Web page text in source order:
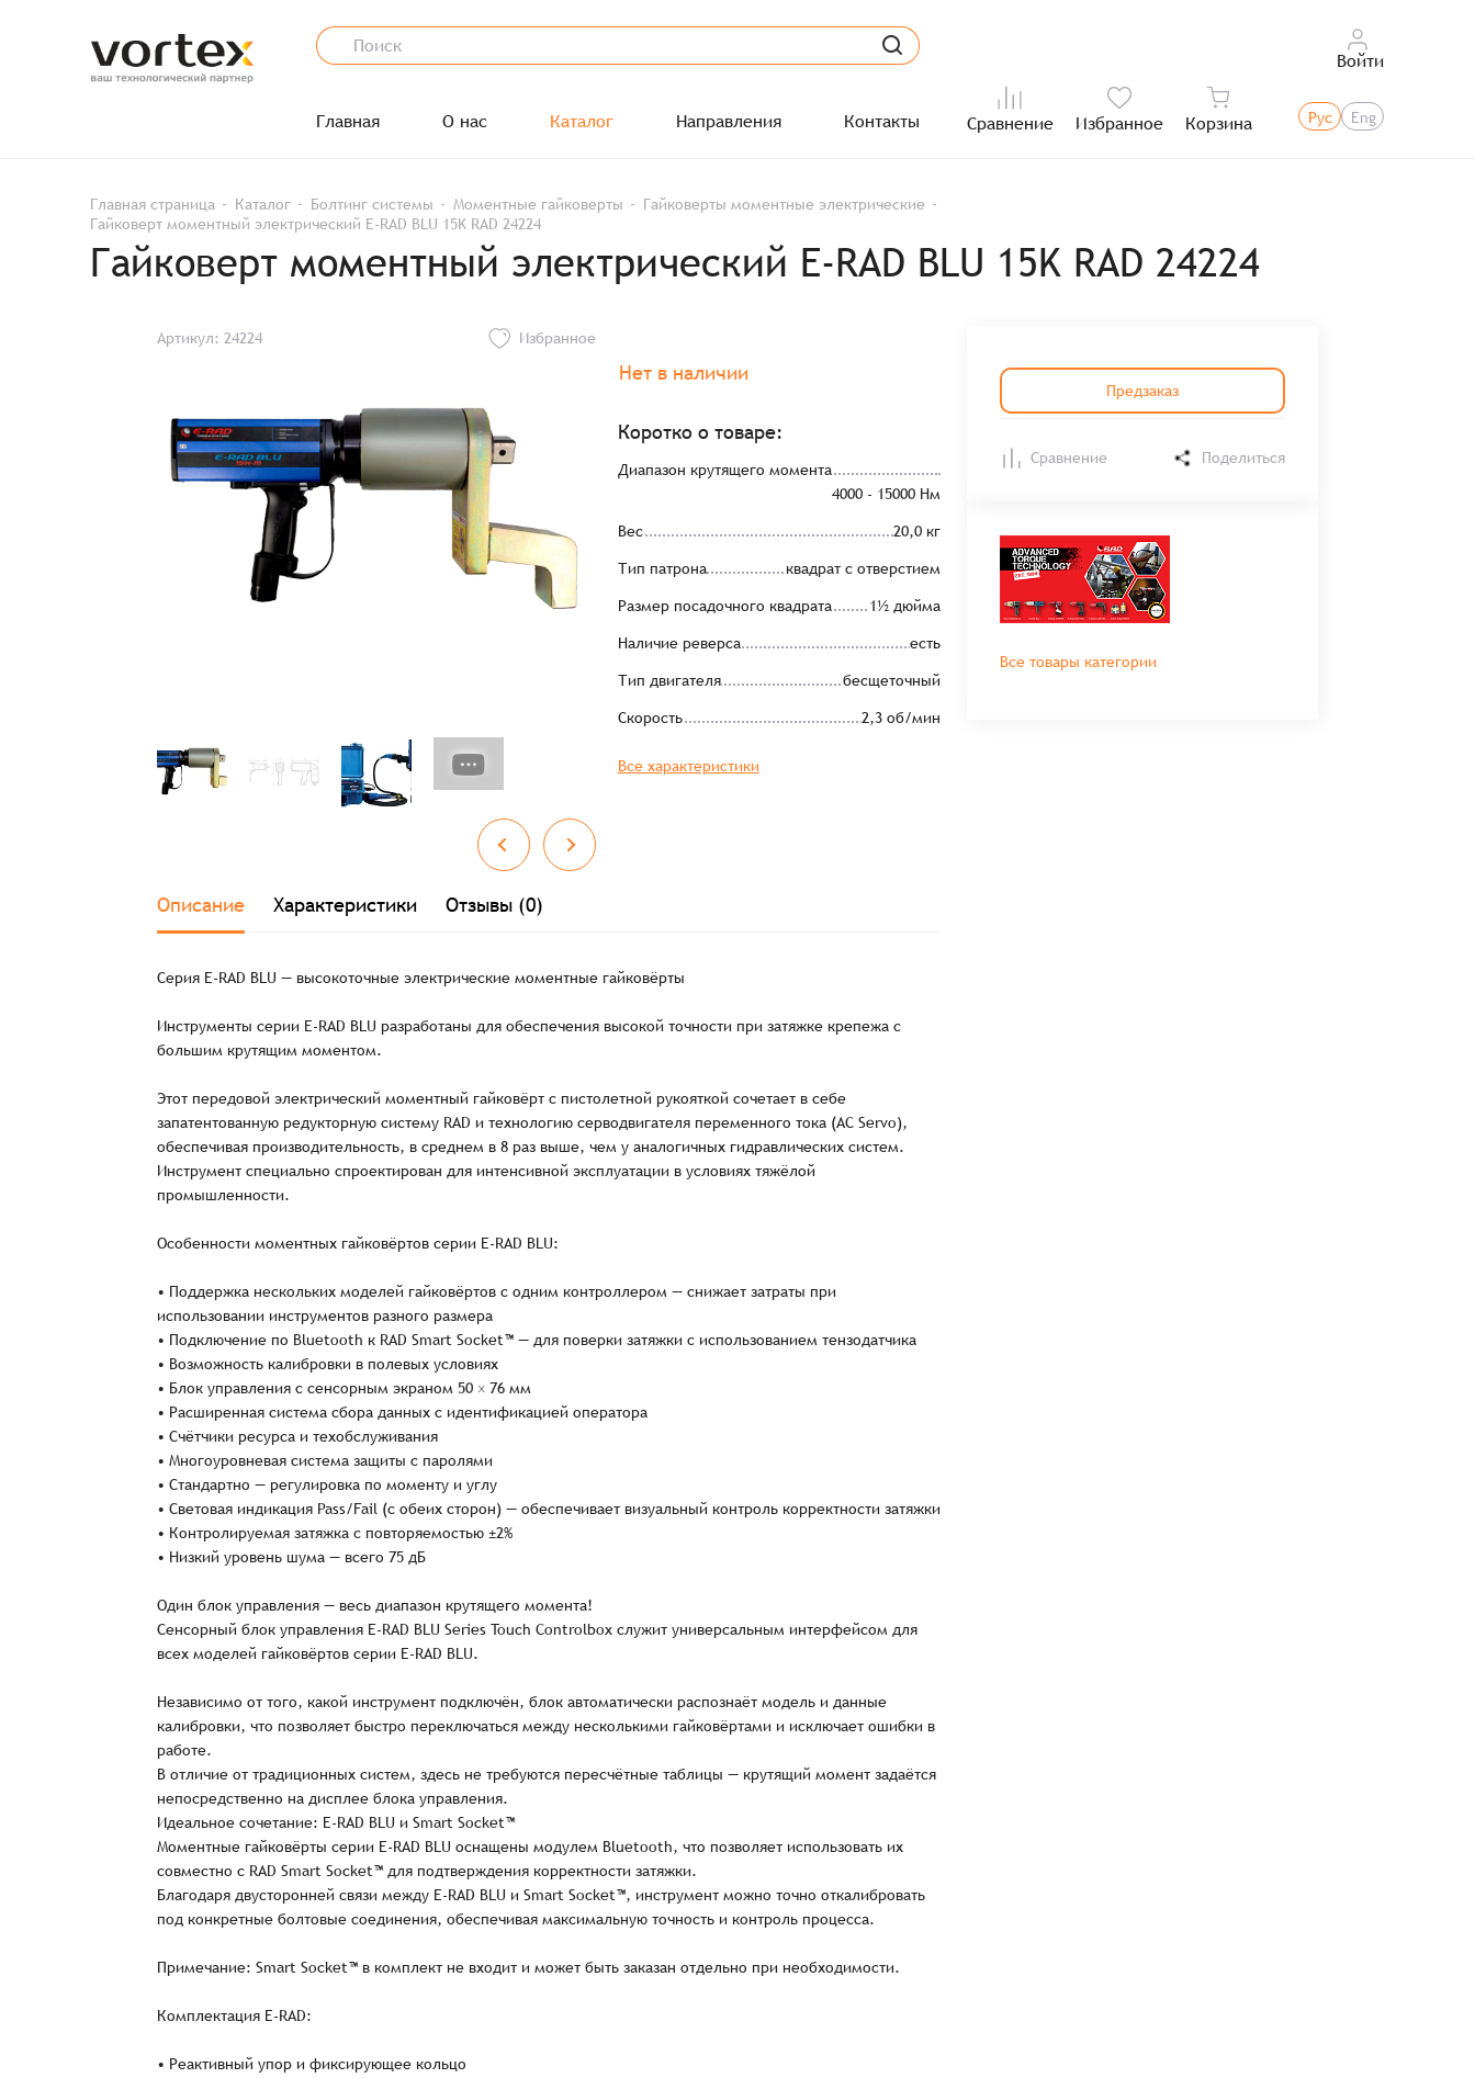
Войти
Главная О нас Каталог Направления Контакты Сравнение Избранное Корзина Рус Eng
E-mail*
обязательное поле
Войти
Email*
Телефон
E-mail*
Пароль*
Не менее шести символов
Введите слово на картинке*
Имя*
Отправить заявку Продолжая, вы принимаете положенияПользовательского соглашения,
Имя*
Отправить заявку
Заказ успешно оформлен
Спасибо, что выбрали нас! Менеджер свяжется с Вами в ближайшее время для уточнения деталей по заказу
Наименование
ИТОГО:
Детали заказа
Способ оплаты:
Телефон:
Имя*
Отправить заявку
Продолжая, вы принимаете положения Политики конфиденциальности,
Публичной оферты
Восстановление пароля
На него придет письмо со ссылкой для
восстановления пароля.
Главная страница Каталог Болтинг системы Моментные гайковерты
Гайковерты моментные электрические
Гайковерт моментный электрический E-RAD BLU 15K RAD 24224
Гайковерт моментный электрический E-RAD BLU 15K RAD 24224
Артикул: 24224 Избранное
Нет в наличии
Коротко о товаре:
Диапазон крутящего момента
4000 - 15000 Нм
Вес 20,0 кг
Тип патрона квадрат с отверстием
Размер посадочного квадрата 1½ дюйма
Наличие реверса есть
Тип двигателя бесщеточный
Скорость 2,3 об/мин
Все характеристики
Предзаказ
Сравнение Поделиться
Все товары категории
Описание Характеристики Отзывы (0)
Серия E-RAD BLU — высокоточные электрические моментные гайковёрты
Инструменты серии E-RAD BLU разработаны для обеспечения высокой точности при затяжке крепежа с
большим крутящим моментом.
Этот передовой электрический моментный гайковёрт с пистолетной рукояткой сочетает в себе
запатентованную редукторную систему RAD и технологию серводвигателя переменного тока (AC Servo),
обеспечивая производительность, в среднем в 8 раз выше, чем у аналогичных гидравлических систем.
Инструмент специально спроектирован для интенсивной эксплуатации в условиях тяжёлой
промышленности.
Особенности моментных гайковёртов серии E-RAD BLU:
• Поддержка нескольких моделей гайковёртов с одним контроллером — снижает затраты при
использовании инструментов разного размера
• Подключение по Bluetooth к RAD Smart Socket™ — для поверки затяжки с использованием тензодатчика
• Возможность калибровки в полевых условиях
• Блок управления с сенсорным экраном 50 × 76 мм
• Расширенная система сбора данных с идентификацией оператора
• Счётчики ресурса и техобслуживания
• Многоуровневая система защиты с паролями
• Стандартно — регулировка по моменту и углу
• Световая индикация Pass/Fail (с обеих сторон) — обеспечивает визуальный контроль корректности затяжки
• Контролируемая затяжка с повторяемостью ±2%
• Низкий уровень шума — всего 75 дБ
Один блок управления — весь диапазон крутящего момента!
Сенсорный блок управления E-RAD BLU Series Touch Controlbox служит универсальным интерфейсом для
всех моделей гайковёртов серии E-RAD BLU.
Независимо от того, какой инструмент подключён, блок автоматически распознаёт модель и данные
калибровки, что позволяет быстро переключаться между несколькими гайковёртами и исключает ошибки в
работе.
В отличие от традиционных систем, здесь не требуются пересчётные таблицы — крутящий момент задаётся
непосредственно на дисплее блока управления.
Идеальное сочетание: E-RAD BLU и Smart Socket™
Моментные гайковёрты серии E-RAD BLU оснащены модулем Bluetooth, что позволяет использовать их
совместно с RAD Smart Socket™ для подтверждения корректности затяжки.
Благодаря двусторонней связи между E-RAD BLU и Smart Socket™, инструмент можно точно откалибровать
под конкретные болтовые соединения, обеспечивая максимальную точность и контроль процесса.
Примечание: Smart Socket™ в комплект не входит и может быть заказан отдельно при необходимости.
Комплектация E-RAD:
• Реактивный упор и фиксирующее кольцо